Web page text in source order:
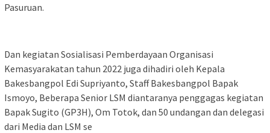
Pasuruan.
Dan kegiatan Sosialisasi Pemberdayaan Organisasi
Kemasyarakatan tahun 2022 juga dihadiri oleh Kepala
Bakesbangpol Edi Supriyanto, Staff Bakesbangpol Bapak
Ismoyo, Beberapa Senior LSM diantaranya penggagas kegiatan
Bapak Sugito (GP3H), Om Totok, dan 50 undangan dan delegasi
dari Media dan LSM se